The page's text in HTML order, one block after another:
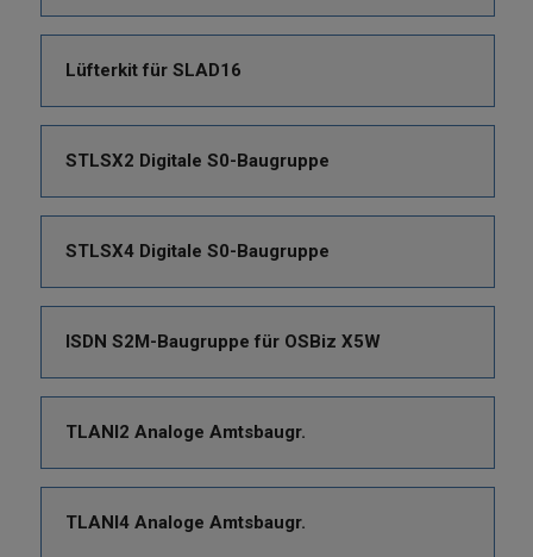
Lüfterkit für SLAD16
STLSX2 Digitale S0-Baugruppe
STLSX4 Digitale S0-Baugruppe
ISDN S2M-Baugruppe für OSBiz X5W
TLANI2 Analoge Amtsbaugr.
TLANI4 Analoge Amtsbaugr.